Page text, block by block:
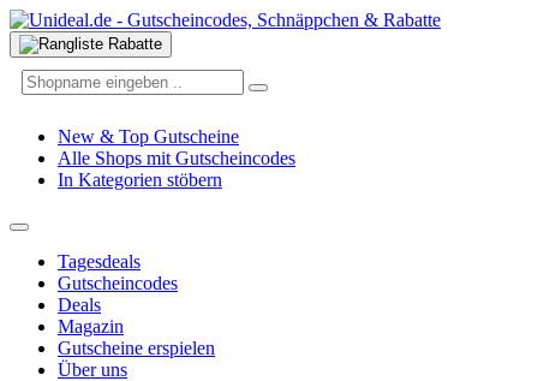
New & Top Gutscheine
Alle Shops mit Gutscheincodes
In Kategorien stöbern
Tagesdeals
Gutscheincodes
Deals
Magazin
Gutscheine erspielen
Über uns